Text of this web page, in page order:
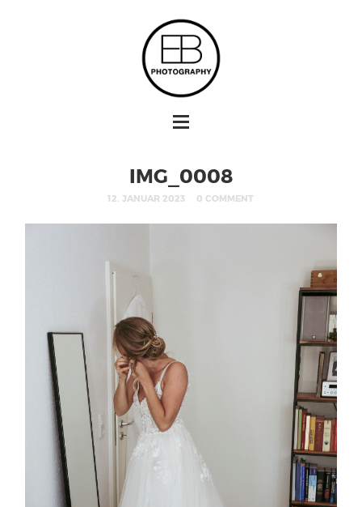
IMG_0008
12. JANUAR 2023 0 COMMENT